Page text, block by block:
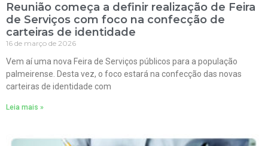
Reunião começa a definir realização de Feira
de Serviços com foco na confecção de
carteiras de identidade
16 de março de 2026
Vem aí uma nova Feira de Serviços públicos para a população
palmeirense. Desta vez, o foco estará na confecção das novas
carteiras de identidade com
Leia mais »